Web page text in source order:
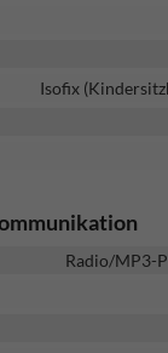
Isofix
Radio/MP3-